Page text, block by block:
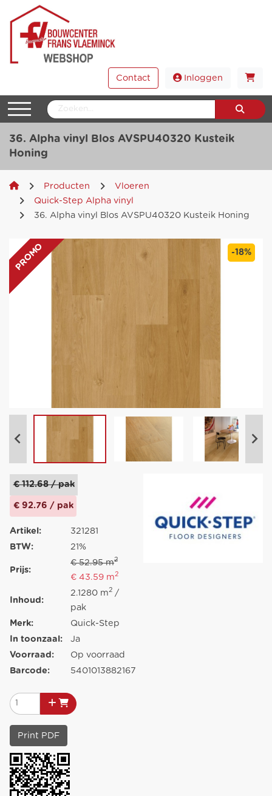
Contact Inloggen
36. Alpha vinyl Blos AVSPU40320 Kusteik
Honing
Producten
Vloeren
Quick-Step Alpha vinyl
36. Alpha vinyl Blos AVSPU40320 Kusteik Honing
PROMO -18%
€ 112.68 / pak
€ 92.76 / pak
Artikel:
321281
BTW:
21%
Prijs:
€ 52.95 m2
€ 43.59 m2
Inhoud:
2.1280 m2 /
pak
Merk:
Quick-Step
In toonzaal:
Ja
Voorraad:
Op voorraad
Barcode:
5401013882167
Print PDF